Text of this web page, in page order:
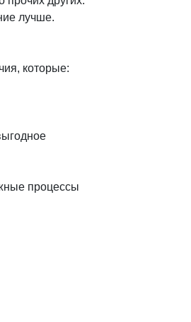
лучше.
которые:
процессы